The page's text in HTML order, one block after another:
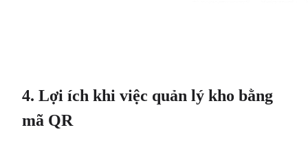
4. Lợi ích khi việc quản lý kho bằng
mã QR